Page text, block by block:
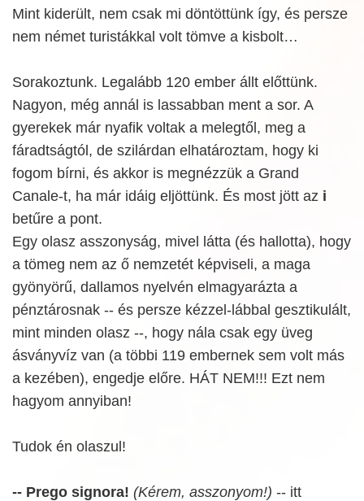
Mint kiderült, nem csak mi döntöttünk így, és persze
nem német turistákkal volt tömve a kisbolt…
Sorakoztunk. Legalább 120 ember állt előttünk.
Nagyon, még annál is lassabban ment a sor. A
gyerekek már nyafik voltak a melegtől, meg a
fáradtságtól, de szilárdan elhatároztam, hogy ki
fogom bírni, és akkor is megnézzük a Grand
Canale-t, ha már idáig eljöttünk. És most jött az i
betűre a pont.
Egy olasz asszonyság, mivel látta (és hallotta), hogy
a tömeg nem az ő nemzetét képviseli, a maga
gyönyörű, dallamos nyelvén elmagyarázta a
pénztárosnak -- és persze kézzel-lábbal gesztikulált,
mint minden olasz --, hogy nála csak egy üveg
ásványvíz van (a többi 119 embernek sem volt más
a kezében), engedje előre. HÁT NEM!!! Ezt nem
hagyom annyiban!
Tudok én olaszul!
-- Prego signora! (Kérem, asszonyom!) -- itt